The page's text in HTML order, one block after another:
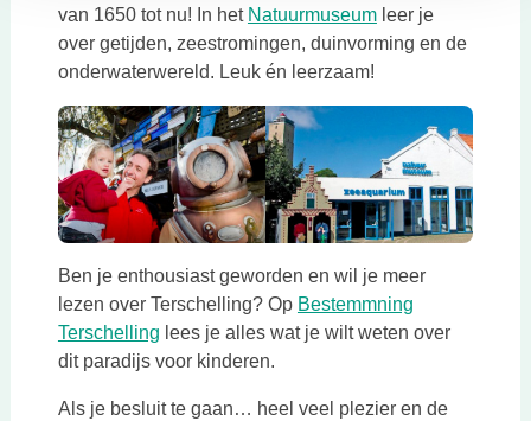
van 1650 tot nu! In het NatuurmuseumDeze link opent
leer je
over getijden, zeestromingen, duinvorming en de
onderwaterwereld. Leuk én leerzaam!
Ben je enthousiast geworden en wil je meer
lezen over Terschelling? Op Bestemmning
TerschellingDeze link opent in een nieuwe tab
lees je alles wat je wilt weten over
dit paradijs voor kinderen.
Als je besluit te gaan… heel veel plezier en de